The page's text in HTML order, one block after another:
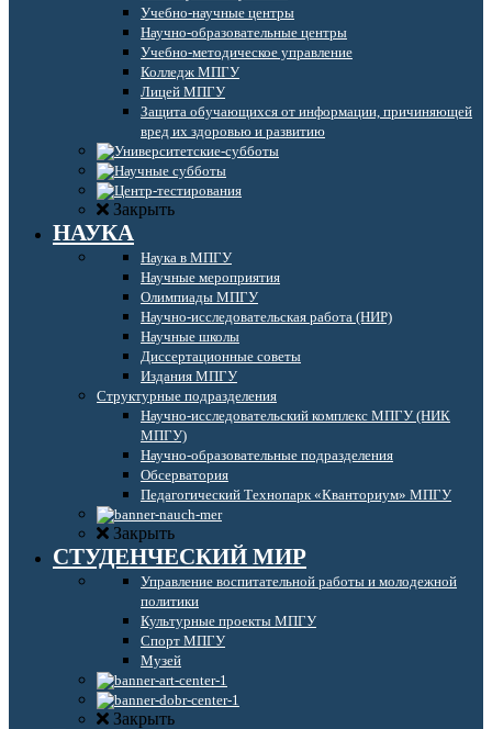
Учебно-научные центры
Научно-образовательные центры
Учебно-методическое управление
Колледж МПГУ
Лицей МПГУ
Защита обучающихся от информации, причиняющей
вред их здоровью и развитию
Закрыть
НАУКА
Наука в МПГУ
Научные мероприятия
Олимпиады МПГУ
Научно-исследовательская работа (НИР)
Научные школы
Диссертационные советы
Издания МПГУ
Структурные подразделения
Научно-исследовательский комплекс МПГУ (НИК
МПГУ)
Научно-образовательные подразделения
Обсерватория
Педагогический Технопарк «Кванториум» МПГУ
Закрыть
СТУДЕНЧЕСКИЙ МИР
Управление воспитательной работы и молодежной
политики
Культурные проекты МПГУ
Спорт МПГУ
Музей
Закрыть